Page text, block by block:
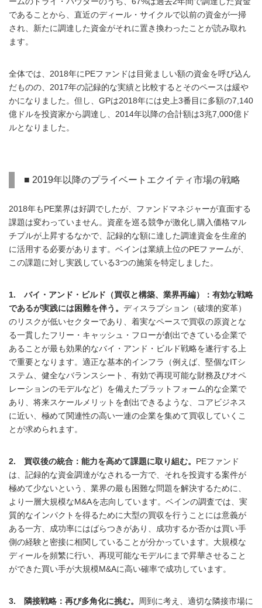
であることから、直近のディール・サイクルで以前の資金が一掃
され、新たに調達した資金がそれに置き換わったことが読み取れ
ます。
全体では、2018年にPEファンドは目覚ましい額の資金を呼び込ん
だものの、2017年の記録的な実績と比較するとそのペースは緩や
かになりました。但し、GPは2018年には史上3番目に多額の7,140
億ドルを投資家から調達し、2014年以降の合計額は3兆7,000億ド
ルとなりました。
■ 2019年以降のプライベートエクイティ市場の戦略
2018年もPE業界は好調でしたが、ファンドマネジャーが直面する
課題は変わっていません。資産を巡る競争が激化し購入価格マル
チプルが上昇するなかで、記録的な額に達した調達資金を生産的
に活用する必要があります。ベインは業績上位のPEファームが、
この課題に対し実践している3つの施策を特定しました。
1. バイ・アンド・ビルド（買収と構築、業界再編）：有効な戦略
であるが実践には困難を伴う。 ディスラプション（破壊的変革）
のリスクが低いセクターであり、着実なペースで買収の原資とな
る一貫したフリー・キャッシュ・フローが創出できている企業で
あることが最も効果的なバイ・アンド・ビルド戦略を遂行する上
で重要となります。適正な基本的インフラ（例えば、堅個なITシ
ステム、健全なバランスシート、有効で再現可能な財務及びオペ
レーションのモデルなど）を備えたプラットフォーム的な企業で
あり、将来スケールメリットを創出できるような、コアビジネス
に近い、極めて関連性の高い一連の企業を集めて買収していくこ
とが求められます。
2. 買収後の統合：能力を高めて課題に取り組む。
PEファンド
は、記録的な資金調達がなされる一方で、それを投資する案件が
極めて少ないという、業界の最も困難な問題を解決するために、
より一層大規模なM&Aを志向しています。ベインの調査では、実
質的なインパクトを得るために大型の買収を行うことには意義が
ある一方、成功率にはばらつきがあり、成功するか否かは買い手
側の経験と密接に相関していることが分かっています。大規模な
ディールを頻繁に行い、再現可能なモデルにまで昇華させること
ができた買い手が大規模M&Aに高い確率で成功しています。
3. 隣接戦略：再び多角化に挑む。 周到に考え、適切な隣接市場に